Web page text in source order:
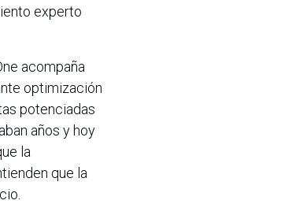
experto
acompaña
optimización
potenciadas
años y hoy
la
que la